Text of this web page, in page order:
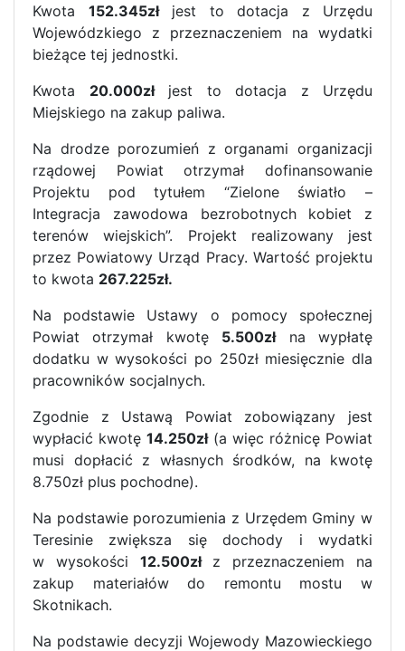
Kwota 152.345złjest to dotacja z Urzędu
Wojewódzkiego z przeznaczeniem na wydatki
bieżące tej jednostki.
Kwota 20.000złjest to dotacja z Urzędu
Miejskiego na zakup paliwa.
Na drodze porozumień z organami organizacji
rządowej Powiat otrzymał dofinansowanie
Projektu pod tytułem “Zielone światło –
Integracja zawodowa bezrobotnych kobiet z
terenów wiejskich”. Projekt realizowany jest
przez Powiatowy Urząd Pracy. Wartość projektu
to kwota 267.225zł.
Na podstawie Ustawy o pomocy społecznej
Powiat otrzymał kwotę 5.500złna wypłatę
dodatku w wysokości po 250zł miesięcznie dla
pracowników socjalnych.
Zgodnie z Ustawą Powiat zobowiązany jest
wypłacić kwotę 14.250zł(a więc różnicę Powiat
musi dopłacić z własnych środków, na kwotę
8.750zł plus pochodne).
Na podstawie porozumienia z Urzędem Gminy w
Teresinie zwiększa się dochody i wydatki
w wysokości 12.500złz przeznaczeniem na
zakup materiałów do remontu mostu w
Skotnikach.
Na podstawie decyzji Wojewody Mazowieckiego